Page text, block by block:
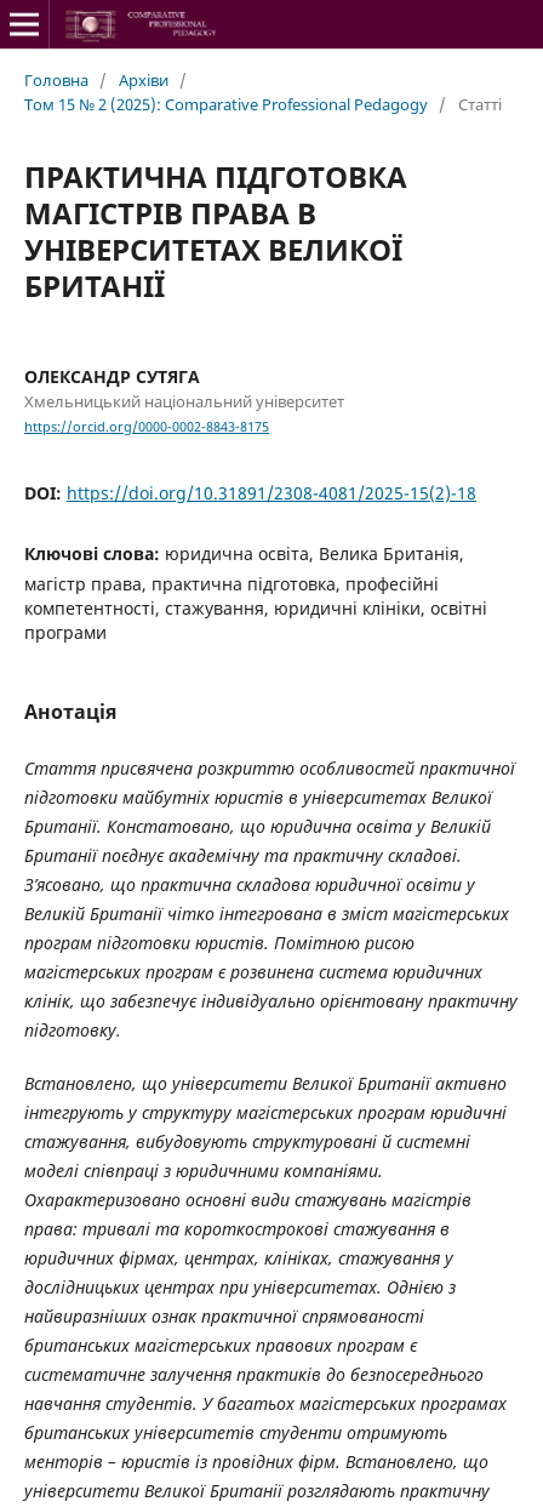
Головна / Архіви /
Том 15 № 2 (2025): Comparative Professional Pedagogy / Статті
ПРАКТИЧНА ПІДГОТОВКА
МАГІСТРІВ ПРАВА В
УНІВЕРСИТЕТАХ ВЕЛИКОЇ
БРИТАНІЇ
ОЛЕКСАНДР СУТЯГА
Хмельницький національний університет
https://orcid.org/0000-0002-8843-8175
DOI: https://doi.org/10.31891/2308-4081/2025-15(2)-18
Ключові слова: юридична освіта, Велика Британія,
магістр права, практична підготовка, професійні
компетентності, стажування, юридичні клініки, освітні
програми
Анотація
Стаття присвячена розкриттю особливостей практичної
підготовки майбутніх юристів в університетах Великої
Британії. Констатовано, що юридична освіта у Великій
Британії поєднує академічну та практичну складові.
З’ясовано, що практична складова юридичної освіти у
Великій Британії чітко інтегрована в зміст магістерських
програм підготовки юристів. Помітною рисою
магістерських програмє розвинена система юридичних
клінік, що забезпечує індивідуально орієнтовану практичну
підготовку.
Встановлено, що університети Великої Британії активно
інтегрують у структуру магістерських програм юридичні
стажування, вибудовують структурованій системні
моделі співпраці з юридичними компаніями.
Охарактеризовано основні види стажувань магістрів
права: тривалі та короткострокові стажування в
юридичних фірмах, центрах, клініках, стажування у
дослідницьких центрах при університетах. Однією з
найвиразніших ознак практичної спрямованості
британськихмагістерських правових програм є
систематичне залучення практиків до безпосереднього
навчання студентів. У багатьох магістерських програмах
британських університетів студенти отримують
менторів – юристів із провідних фірм. Встановлено, що
університети Великої Британії розглядають практичну